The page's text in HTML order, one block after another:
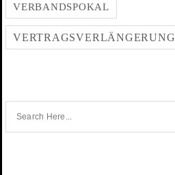
VERBANDSPOKAL
VERTRAGSVERLÄNGERUNG